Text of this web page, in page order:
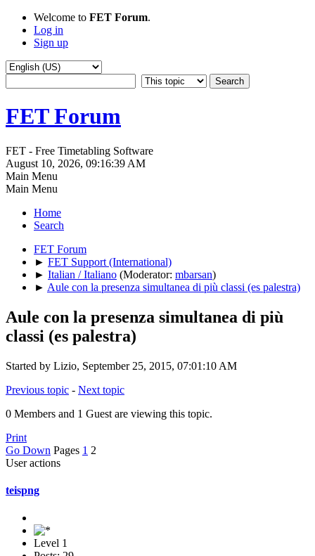
Welcome to FET Forum.
Log in
Sign up
FET Forum
FET - Free Timetabling Software
August 10, 2026, 09:16:39 AM
Main Menu
Main Menu
Home
Search
FET Forum
► FET Support (International)
► Italian / Italiano (Moderator: mbarsan)
► Aule con la presenza simultanea di più classi (es palestra)
Aule con la presenza simultanea di più
classi (es palestra)
Started by Lizio, September 25, 2015, 07:01:10 AM
Previous topic - Next topic
0 Members and 1 Guest are viewing this topic.
Print
Go Down Pages 1 2
User actions
teispng
Level 1